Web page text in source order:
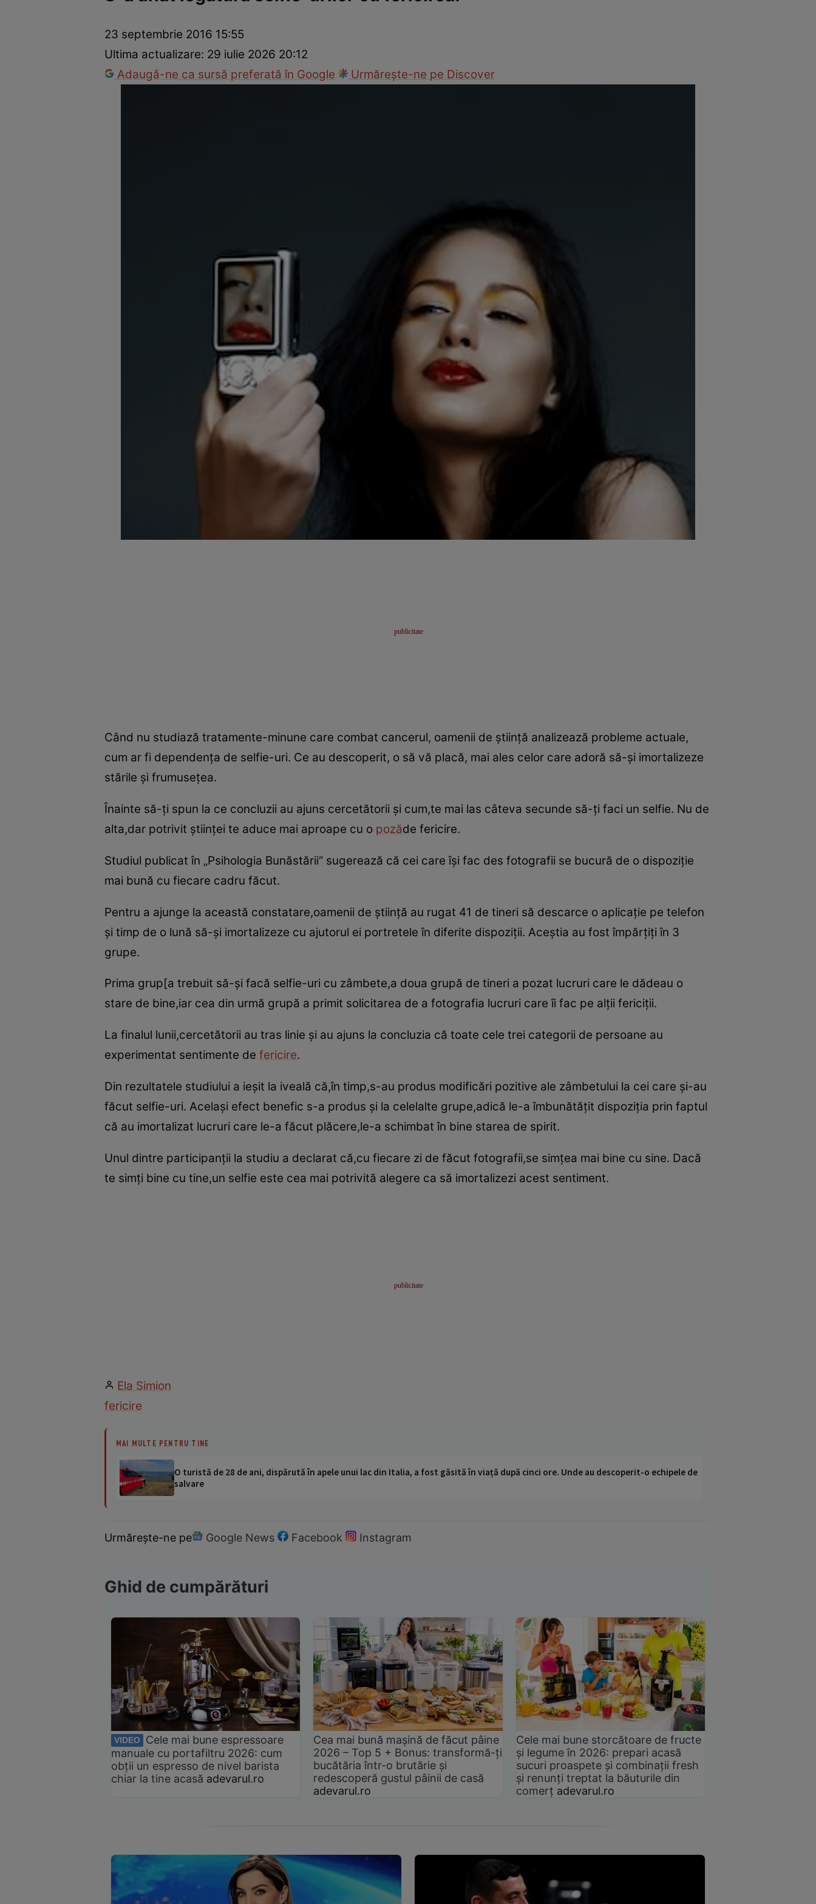
Dezvoltare personalăÎngrijire personalăCasă și grădină
23 septembrie 2016 15:55
Ultima actualizare: 29 iulie 2026 20:12
Adaugă-ne ca sursă preferată în Google
Urmărește-ne pe Discover
Când nu studiază tratamente-minune care combat cancerul, oamenii de ştiinţă analizează probleme actuale,
cum ar fi dependenţa de selfie-uri. Ce au descoperit, o să vă placă, mai ales celor care adoră să-şi imortalizeze
stările şi frumuseţea.
Înainte să-ţi spun la ce concluzii au ajuns cercetătorii şi cum,te mai las câteva secunde să-ţi faci un selfie. Nu de
alta,dar potrivit ştiinţei te aduce mai aproape cu o pozăde fericire.
Studiul publicat în „Psihologia Bunăstării“ sugerează că cei care îşi fac des fotografii se bucură de o dispoziţie
mai bună cu fiecare cadru făcut.
Pentru a ajunge la această constatare,oamenii de ştiinţă au rugat 41 de tineri să descarce o aplicaţie pe telefon
şi timp de o lună să-şi imortalizeze cu ajutorul ei portretele în diferite dispoziţii. Aceştia au fost împărţiţi în 3
grupe.
Prima grup[a trebuit să-şi facă selfie-uri cu zâmbete,a doua grupă de tineri a pozat lucruri care le dădeau o
stare de bine,iar cea din urmă grupă a primit solicitarea de a fotografia lucruri care îi fac pe alţii fericiţii.
La finalul lunii,cercetătorii au tras linie şi au ajuns la concluzia că toate cele trei categorii de persoane au
experimentat sentimente de fericire.
Din rezultatele studiului a ieşit la iveală că,în timp,s-au produs modificări pozitive ale zâmbetului la cei care şi-au
făcut selfie-uri. Acelaşi efect benefic s-a produs şi la celelalte grupe,adică le-a îmbunătăţit dispoziţia prin faptul
că au imortalizat lucruri care le-a făcut plăcere,le-a schimbat în bine starea de spirit.
Unul dintre participanţii la studiu a declarat că,cu fiecare zi de făcut fotografii,se simţea mai bine cu sine. Dacă
te simţi bine cu tine,un selfie este cea mai potrivită alegere ca să imortalizezi acest sentiment.
Ela Simion
fericire
MAI MULTE PENTRU TINE
O turistă de 28 de ani, dispărută în apele unui lac din Italia, a fost găsită în viață după cinci ore. Unde au descoperit-o echipele de
salvare
Urmărește-ne pe Google News Facebook Instagram
Ghid de cumpărături
VIDEO
Cele mai bune espressoare
manuale cu portafiltru 2026: cum
obții un espresso de nivel barista
chiar la tine acasă adevarul.ro
Cea mai bună mașină de făcut pâine
2026 – Top 5 + Bonus: transformă-ți
bucătăria într-o brutărie și
redescoperă gustul pâinii de casă
adevarul.ro
Cele mai bune storcătoare de fructe
și legume în 2026: prepari acasă
sucuri proaspete și combinații fresh
și renunți treptat la băuturile din
comerț adevarul.ro